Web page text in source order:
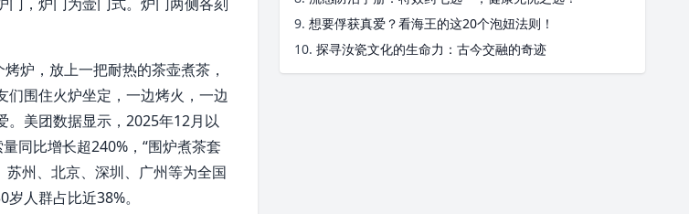
炉，放上一把耐热的茶壶煮茶，
围住火炉坐定，一边烤火，一边
。美团数据显示，2025年12月以
同比增长超240%，“围炉煮茶套
州、北京、深圳、广州等为全国
人群占比近38%。
9. 想要俘获真爱？看海王的这20个泡妞法则！
10. 探寻汝瓷文化的生命力：古今交融的奇迹